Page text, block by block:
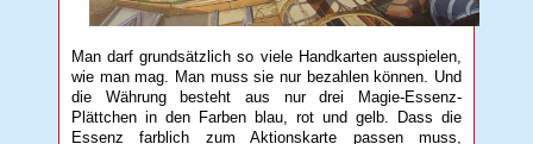
Man darf grundsätzlich so viele Handkarten ausspielen,
wie man mag. Man muss sie nur bezahlen können. Und
die Währung besteht aus nur drei Magie-Essenz-
Plättchen in den Farben blau, rot und gelb. Dass die
Essenz farblich zum Aktionskarte passen muss,